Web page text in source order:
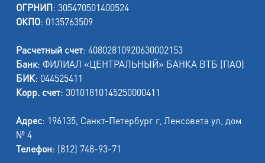
ОГРНИП: 305470501400524
ОКПО: 0135763509
Расчетный счет: 40802810920630002153
Банк: ФИЛИАЛ «ЦЕНТРАЛЬНЫЙ» БАНКА ВТБ (ПАО)
БИК: 044525411
Корр. счет: 30101810145250000411
Адрес: 196135, Санкт-Петербург г, Ленсовета ул, дом
№ 4
Телефон: (812) 748-93-71